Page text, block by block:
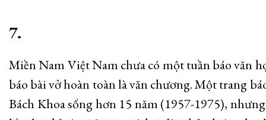
7.
Miền Nam Việt Nam chưa có một tuần báo văn
báo bài vở hoàn toàn là văn chương. Một trang
Bách Khoa sống hơn 15 năm (1957-1975),